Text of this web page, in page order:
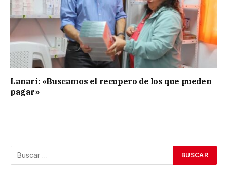
Lanari: «Buscamos el recupero de los que pueden
pagar»